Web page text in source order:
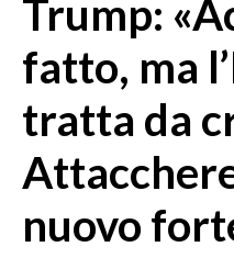
MEDIO CAMPIDANO
ORISTANO E PROVINCIA
SASSARI E PROVINCIA
GALLURA
NUORO E PROVINCIA
OGLIASTRA
Trump:
fatto, ma
tratta da
nuovo